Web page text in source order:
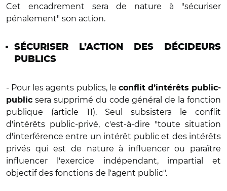
Cet encadrement sera de nature à "sécuriser
pénalement" son action.
SÉCURISER L’ACTION DES DÉCIDEURS
PUBLICS
- Pour les agents publics, le conflit d’intérêts public-
public sera supprimé du code général de la fonction
publique (article 11). Seul subsistera le conflit
d'intérêts public-privé, c'est-à-dire "toute situation
d'interférence entre un intérêt public et des intérêts
privés qui est de nature à influencer ou paraître
influencer l'exercice indépendant, impartial et
objectif des fonctions de l'agent public".